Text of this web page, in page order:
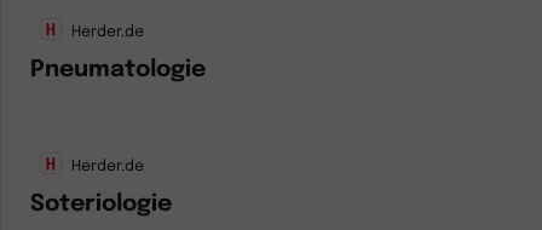
Herder.de
Pneumatologie
Herder.de
Soteriologie